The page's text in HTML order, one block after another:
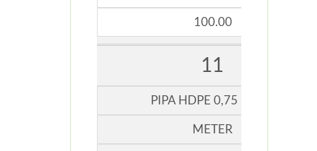
100.00
11
PIPA HDPE 0,75 INCHI
METER